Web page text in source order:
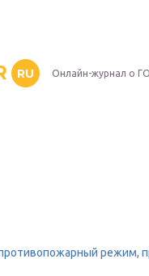
RU Онлайн-журнал о
режим,